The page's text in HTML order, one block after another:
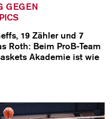
GEGEN
19 Zähler und 7
Roth: Beim ProB-Team
Akademie ist wie